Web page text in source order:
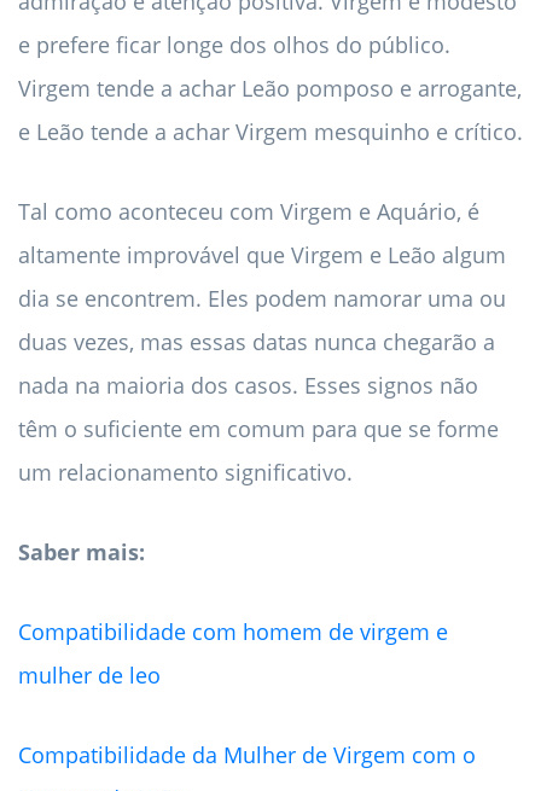
e prefere ficar longe dos olhos do público.
Virgem tende a achar Leão pomposo e arrogante,
e Leão tende a achar Virgem mesquinho e crítico.
Tal como aconteceu com Virgem e Aquário, é
altamente improvável que Virgem e Leão algum
dia se encontrem. Eles podem namorar uma ou
duas vezes, mas essas datas nunca chegarão a
nada na maioria dos casos. Esses signos não
têm o suficiente em comum para que se forme
um relacionamento significativo.
Saber mais:
Compatibilidade com homem de virgem e
mulher de leo
Compatibilidade da Mulher de Virgem com o